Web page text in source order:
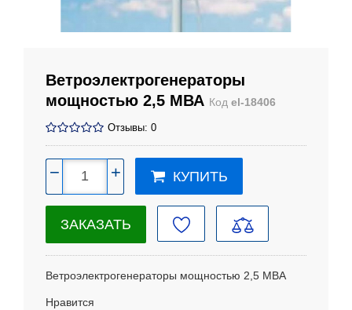
Ветроэлектрогенераторы
мощностью 2,5 МВА Код el-18406
Отзывы: 0
− + КУПИТЬ
ЗАКАЗАТЬ
Ветроэлектрогенераторы мощностью 2,5 МВА
Нравится